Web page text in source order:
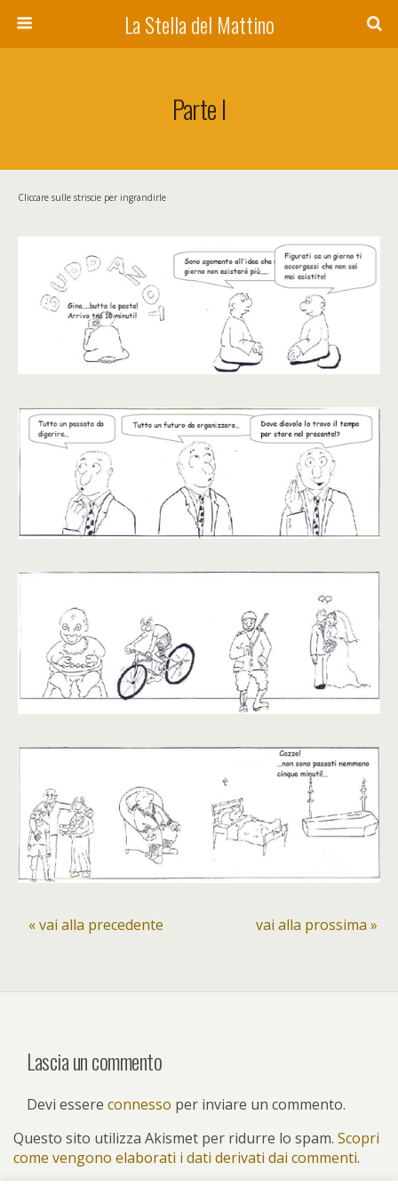
La Stella del Mattino
Parte I
Cliccare sulle striscie per ingrandirle
« vai alla precedente vai alla prossima »
Lascia un commento
Devi essere connesso per inviare un commento.
Questo sito utilizza Akismet per ridurre lo spam. Scopri
come vengono elaborati i dati derivati dai commenti.